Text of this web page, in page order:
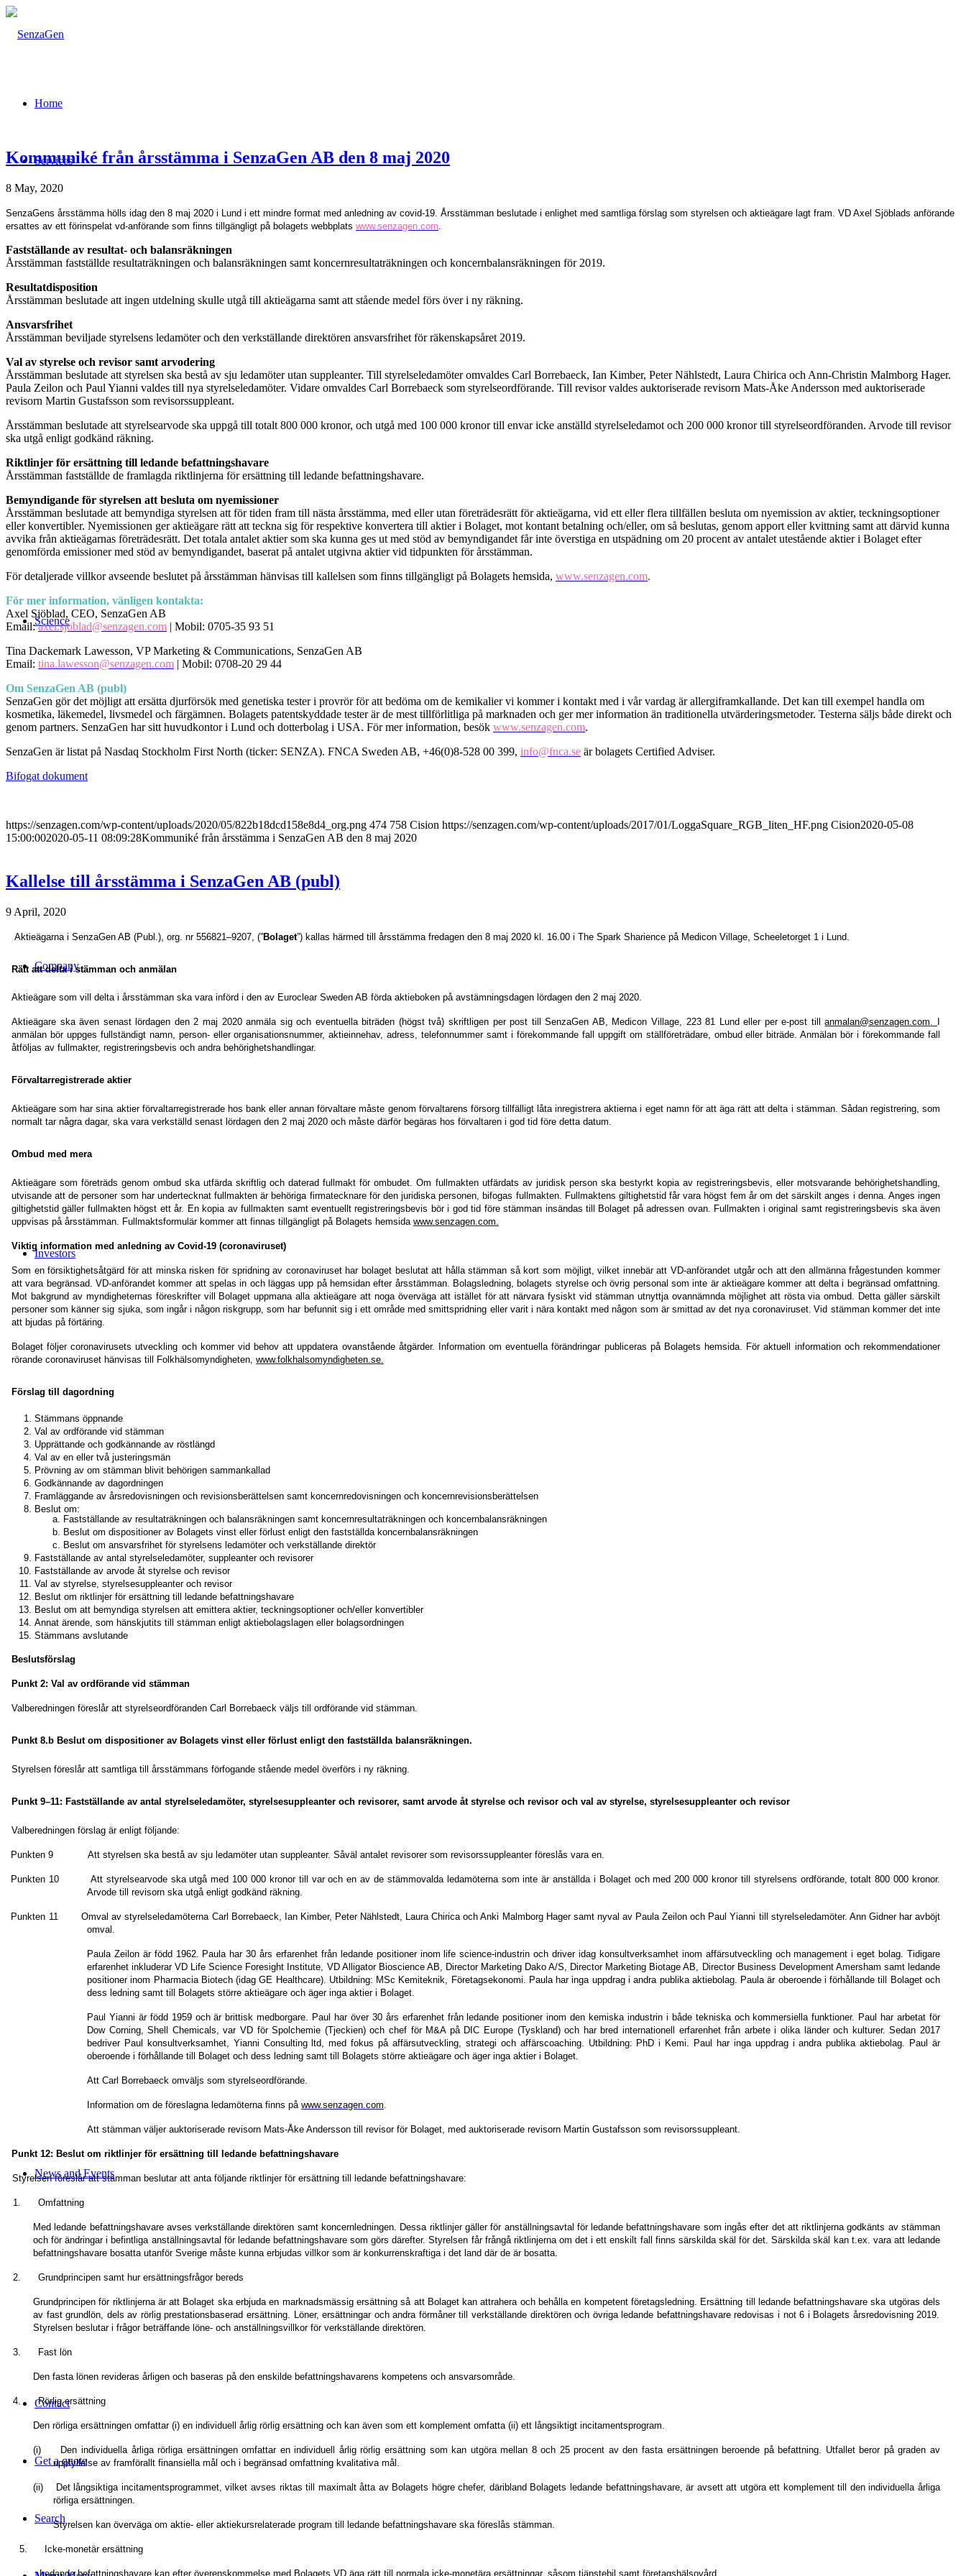
Home
Services
Science
Company
Investors
News and Events
Contact
Get a quote
Search
Kommuniké från årsstämma i SenzaGen AB den 8 maj 2020
8 May, 2020
SenzaGens årsstämma hölls idag den 8 maj 2020 i Lund i ett mindre format med anledning av covid-19. Årsstämman beslutade i enlighet med samtliga förslag som styrelsen och aktieägare lagt fram. VD Axel Sjöblads anförande
ersattes av ett förinspelat vd-anförande som finns tillgängligt på bolagets webbplats www.senzagen.com
Fastställande av resultat- och balansräkningen
Årsstämman fastställde resultaträkningen och balansräkningen samt koncernresultaträkningen och koncernbalansräkningen för 2019.
Resultatdisposition
Årsstämman beslutade att ingen utdelning skulle utgå till aktieägarna samt att stående medel förs över i ny räkning.
Ansvarsfrihet
Årsstämman beviljade styrelsens ledamöter och den verkställande direktören ansvarsfrihet för räkenskapsåret 2019.
Val av styrelse och revisor samt arvodering
Årsstämman beslutade att styrelsen ska bestå av sju ledamöter utan suppleanter. Till styrelseledamöter omvaldes Carl Borrebaeck, Ian Kimber, Peter Nählstedt, Laura Chirica och Ann-Christin Malmborg Hager.
Paula Zeilon och Paul Yianni valdes till nya styrelseledamöter. Vidare omvaldes Carl Borrebaeck som styrelseordförande. Till revisor valdes auktoriserade revisorn Mats-Åke Andersson med auktoriserade
revisorn Martin Gustafsson som revisorssuppleant.
Årsstämman beslutade att styrelsearvode ska uppgå till totalt 800 000 kronor, och utgå med 100 000 kronor till envar icke anställd styrelseledamot och 200 000 kronor till styrelseordföranden. Arvode till revisor
ska utgå enligt godkänd räkning.
Riktlinjer för ersättning till ledande befattningshavare
Årsstämman fastställde de framlagda riktlinjerna för ersättning till ledande befattningshavare.
Bemyndigande för styrelsen att besluta om nyemissioner
Årsstämman beslutade att bemyndiga styrelsen att för tiden fram till nästa årsstämma, med eller utan företrädesrätt för aktieägarna, vid ett eller flera tillfällen besluta om nyemission av aktier, teckningsoptioner
eller konvertibler. Nyemissionen ger aktieägare rätt att teckna sig för respektive konvertera till aktier i Bolaget, mot kontant betalning och/eller, om så beslutas, genom apport eller kvittning samt att därvid kunna
avvika från aktieägarnas företrädesrätt. Det totala antalet aktier som ska kunna ges ut med stöd av bemyndigandet får inte överstiga en utspädning om 20 procent av antalet utestående aktier i Bolaget efter
genomförda emissioner med stöd av bemyndigandet, baserat på antalet utgivna aktier vid tidpunkten för årsstämman.
För detaljerade villkor avseende beslutet på årsstämman hänvisas till kallelsen som finns tillgängligt på Bolagets hemsida, www.senzagen.com.
För mer information, vänligen kontakta:
Axel Sjöblad, CEO, SenzaGen AB
Email:axel.sjoblad@senzagen.com | Mobil: 0705-35 93 51
Tina Dackemark Lawesson, VP Marketing & Communications, SenzaGen AB
Email: tina.lawesson@senzagen.com | Mobil: 0708-20 29 44
Om SenzaGen AB (publ)
SenzaGen gör det möjligt att ersätta djurförsök med genetiska tester i provrör för att bedöma om de kemikalier vi kommer i kontakt med i vår vardag är allergiframkallande. Det kan till exempel handla om
kosmetika, läkemedel, livsmedel och färgämnen. Bolagets patentskyddade tester är de mest tillförlitliga på marknaden och ger mer information än traditionella utvärderingsmetoder. Testerna säljs både direkt och
genom partners. SenzaGen har sitt huvudkontor i Lund och dotterbolag i USA. För mer information, besök www.senzagen.com.
SenzaGen är listat på Nasdaq Stockholm First North (ticker: SENZA). FNCA Sweden AB, +46(0)8-528 00 399, info@fnca.se är bolagets Certified Adviser.
Bifogat dokument
https://senzagen.com/wp-content/uploads/2020/05/822b18dcd158e8d4_org.png 474 758 Cision https://senzagen.com/wp-content/uploads/2017/01/LoggaSquare_RGB_liten_HF.png Cision2020-05-08
15:00:002020-05-11 08:09:28Kommuniké från årsstämma i SenzaGen AB den 8 maj 2020
Kallelse till årsstämma i SenzaGen AB (publ)
9 April, 2020
Aktieägarna i SenzaGen AB (Publ.), org. nr 556821–9207, (”Bolaget”) kallas härmed till årsstämma fredagen den 8 maj 2020 kl. 16.00 i The Spark Sharience på Medicon Village, Scheeletorget 1 i Lund.
Rätt att delta i stämman och anmälan
Aktieägare som vill delta i årsstämman ska vara införd i den av Euroclear Sweden AB förda aktieboken på avstämningsdagen lördagen den 2 maj 2020.
Aktieägare ska även senast lördagen den 2 maj 2020 anmäla sig och eventuella biträden (högst två) skriftligen per post till SenzaGen AB, Medicon Village, 223 81 Lund eller per e-post tillanmalan@senzagen.com.
anmälan bör uppges fullständigt namn, person- eller organisationsnummer, aktieinnehav, adress, telefonnummer samt i förekommande fall uppgift om ställföreträdare, ombud eller biträde. Anmälan bör i förekommande fall
åtföljas av fullmakter, registreringsbevis och andra behörighetshandlingar.
Förvaltarregistrerade aktier
Aktieägare som har sina aktier förvaltarregistrerade hos bank eller annan förvaltare måste genom förvaltarens försorg tillfälligt låta inregistrera aktierna i eget namn för att äga rätt att delta i stämman. Sådan registrering, som
normalt tar några dagar, ska vara verkställd senast lördagen den 2 maj 2020 och måste därför begäras hos förvaltaren i god tid före detta datum.
Ombud med mera
Aktieägare som företräds genom ombud ska utfärda skriftlig och daterad fullmakt för ombudet. Om fullmakten utfärdats av juridisk person ska bestyrkt kopia av registreringsbevis, eller motsvarande behörighetshandling,
utvisande att de personer som har undertecknat fullmakten är behöriga firmatecknare för den juridiska personen, bifogas fullmakten. Fullmaktens giltighetstid får vara högst fem år om det särskilt anges i denna. Anges ingen
giltighetstid gäller fullmakten högst ett år. En kopia av fullmakten samt eventuellt registreringsbevis bör i god tid före stämman insändas till Bolaget på adressen ovan. Fullmakten i original samt registreringsbevis ska även
uppvisas på årsstämman. Fullmaktsformulär kommer att finnas tillgängligt på Bolagets hemsida www.senzagen.com.
Viktig information med anledning av Covid-19 (coronaviruset)
Som en försiktighetsåtgärd för att minska risken för spridning av coronaviruset har bolaget beslutat att hålla stämman så kort som möjligt, vilket innebär att VD-anförandet utgår och att den allmänna frågestunden kommer
att vara begränsad. VD-anförandet kommer att spelas in och läggas upp på hemsidan efter årsstämman. Bolagsledning, bolagets styrelse och övrig personal som inte är aktieägare kommer att delta i begränsad omfattning.
Mot bakgrund av myndigheternas föreskrifter vill Bolaget uppmana alla aktieägare att noga överväga att istället för att närvara fysiskt vid stämman utnyttja ovannämnda möjlighet att rösta via ombud. Detta gäller särskilt
personer som känner sig sjuka, som ingår i någon riskgrupp, som har befunnit sig i ett område med smittspridning eller varit i nära kontakt med någon som är smittad av det nya coronaviruset. Vid stämman kommer det inte
att bjudas på förtäring.
Bolaget följer coronavirusets utveckling och kommer vid behov att uppdatera ovanstående åtgärder. Information om eventuella förändringar publiceras på Bolagets hemsida. För aktuell information och rekommendationer
rörande coronaviruset hänvisas till Folkhälsomyndigheten, www.folkhalsomyndigheten.se.
Förslag till dagordning
Stämmans öppnande
Val av ordförande vid stämman
Upprättande och godkännande av röstlängd
Val av en eller två justeringsmän
Prövning av om stämman blivit behörigen sammankallad
Godkännande av dagordningen
Framläggande av årsredovisningen och revisionsberättelsen samt koncernredovisningen och koncernrevisionsberättelsen
Beslut om:
Fastställande av resultaträkningen och balansräkningen samt koncernresultaträkningen och koncernbalansräkningen
Beslut om dispositioner av Bolagets vinst eller förlust enligt den fastställda koncernbalansräkningen
Beslut om ansvarsfrihet för styrelsens ledamöter och verkställande direktör
Fastställande av antal styrelseledamöter, suppleanter och revisorer
Fastställande av arvode åt styrelse och revisor
Val av styrelse, styrelsesuppleanter och revisor
Beslut om riktlinjer för ersättning till ledande befattningshavare
Beslut om att bemyndiga styrelsen att emittera aktier, teckningsoptioner och/eller konvertibler
Annat ärende, som hänskjutits till stämman enligt aktiebolagslagen eller bolagsordningen
Stämmans avslutande
Beslutsförslag
Punkt 2: Val av ordförande vid stämman
Valberedningen föreslår att styrelseordföranden Carl Borrebaeck väljs till ordförande vid stämman.
Punkt 8.b Beslut om dispositioner av Bolagets vinst eller förlust enligt den fastställda balansräkningen.
Styrelsen föreslår att samtliga till årsstämmans förfogande stående medel överförs i ny räkning.
Punkt 9–11: Fastställande av antal styrelseledamöter, styrelsesuppleanter och revisorer, samt arvode åt styrelse och revisor och val av styrelse, styrelsesuppleanter och revisor
Valberedningen förslag är enligt följande:
Punkten 9 Att styrelsen ska bestå av sju ledamöter utan suppleanter. Såväl antalet revisorer som revisorssuppleanter föreslås vara en.
Punkten 10 Att styrelsearvode ska utgå med 100 000 kronor till var och en av de stämmovalda ledamöterna som inte är anställda i Bolaget och med 200 000 kronor till styrelsens ordförande, totalt 800 000 kronor.
Arvode till revisorn ska utgå enligt godkänd räkning.
Punkten 11 Omval av styrelseledamöterna Carl Borrebaeck, Ian Kimber, Peter Nählstedt , Laura Chirica och Anki Malmborg Hager samt nyval av Paula Zeilon och Paul Yianni till styrelseledamöter. Ann Gidner har avböjt
omval.
Paula Zeilon är född 1962. Paula har 30 års erfarenhet från ledande positioner inom life science-industrin och driver idag konsultverksamhet inom affärsutveckling och management i eget bolag. Tidigare
erfarenhet inkluderar VD Life Science Foresight Institute, VD Alligator Bioscience AB, Director Marketing Dako A/S, Director Marketing Biotage AB, Director Business Development Amersham samt ledande
positioner inom Pharmacia Biotech (idag GE Healthcare). Utbildning: MSc Kemiteknik, Företagsekonomi. Paula har inga uppdrag i andra publika aktiebolag. Paula är oberoende i förhållande till Bolaget och
dess ledning samt till Bolagets större aktieägare och äger inga aktier i Bolaget.
Paul Yianni är född 1959 och är brittisk medborgare. Paul har över 30 års erfarenhet från ledande positioner inom den kemiska industrin i både tekniska och kommersiella funktioner. Paul har arbetat för
Dow Corning, Shell Chemicals, var VD för Spolchemie (Tjeckien) och chef för M&A på DIC Europe (Tyskland) och har bred internationell erfarenhet från arbete i olika länder och kulturer. Sedan 2017
bedriver Paul konsultverksamhet, Yianni Consulting ltd, med fokus på affärsutveckling, strategi och affärscoaching. Utbildning: PhD i Kemi. Paul har inga uppdragi andra publika aktiebolag.
Paul är
oberoende i förhållande till Bolaget och dess ledning samt till Bolagets större aktieägare och äger inga aktier i Bolaget.
Att Carl Borrebaeck omväljs som styrelseordförande.
Information om de föreslagna ledamöterna finns på www.senzagen.com
Att stämman väljer auktoriserade revisorn Mats-Åke Andersson till revisor för Bolaget, med auktoriserade revisorn Martin Gustafsson som revisorssuppleant.
Punkt 12: Beslut om riktlinjer för ersättning till ledande befattningshavare
Styrelsen föreslår att stämman beslutar att anta följande riktlinjer för ersättning till ledande befattningshavare:
1. Omfattning
Med ledande befattningshavare avses verkställande direktören samt koncernledningen. Dessa riktlinjer gäller för anställningsavtal för ledande befattningshavare som ingås efter det att riktlinjerna godkänts av stämman
och för ändringar i befintliga anställningsavtal för ledande befattningshavare som görs därefter. Styrelsen får frångå riktlinjerna om det i ett enskilt fall finns särskilda skäl för det. Särskilda skäl kan t.ex. vara att ledande
befattningshavare bosatta utanför Sverige måste kunna erbjudas villkor som är konkurrenskraftiga i det land där de är bosatta.
2. Grundprincipen samt hur ersättningsfrågor bereds
Grundprincipen för riktlinjerna är att Bolaget ska erbjuda en marknadsmässig ersättning så att Bolaget kan attrahera och behålla en kompetent företagsledning. Ersättning till ledande befattningshavare ska utgöras dels
av fast grundlön, dels av rörlig prestationsbaserad ersättning Löner, ersättningarochandra förmånertillverkställande direktörenoch övriga ledande befattningshavare redovisas i not 6 i Bolagets årsredovisning 2019.
Styrelsen beslutar i frågor beträffande löne- och anställningsvillkor för verkställande direktören.
3. Fast lön
Den fasta lönen revideras årligen och baseras på den enskilde befattningshavarens kompetens och ansvarsområde.
4. Rörlig ersättning
Den rörliga ersättningen omfattar (i) en individuell årlig rörlig ersättning och kan även som ett komplement omfatta (ii) ett långsiktigt incitamentsprogram.
(i) Den individuella årliga rörliga ersättningenomfattar en individuell årlig rörlig ersättning somkan utgöra mellan 8 och 25 procent av den fasta ersättningen beroende på befattning. Utfallet beror på graden av
uppfyllelse av framförallt finansiella mål och i begränsad omfattning kvalitativa mål.
(ii) Det långsiktiga incitamentsprogrammet, vilket avses riktas till maximalt åtta av Bolagets högre chefer, däribland Bolagets ledande befattningshavare, är avsett att utgöra ett komplement till den individuella årliga
rörliga ersättningen.
Styrelsen kan överväga om aktie- eller aktiekursrelaterade program till ledande befattningshavare ska föreslås stämman.
5. Icke-monetär ersättning
Ledande befattningshavare kan efter överenskommelse med Bolagets VD äga rätt till normala icke-monetära ersättningar, såsom tjänstebil samt företagshälsovård.